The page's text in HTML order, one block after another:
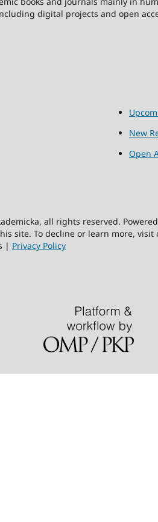
digital projects and open
New
Open
all rights reserved.
site. To decline or learn more,
| Privacy Policy